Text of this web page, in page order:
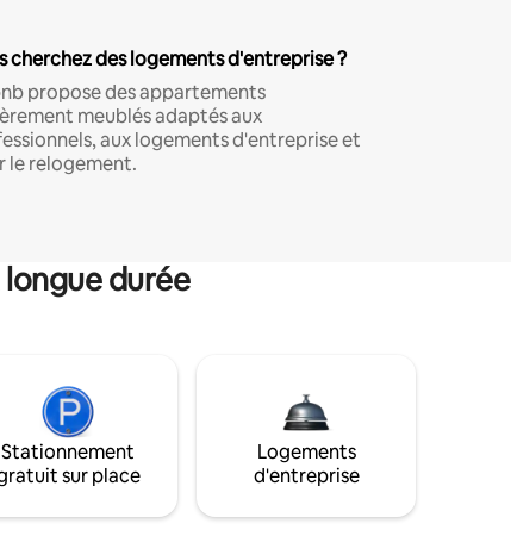
cherchez des logements d'entreprise ?
propose des appartements
meublés adaptés aux
aux logements d'entreprise et
le relogement.
durée
Stationnement
sur place
Logements
d'entreprise